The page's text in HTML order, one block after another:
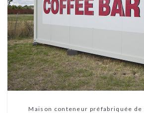
Maison conteneur préfabriquée de